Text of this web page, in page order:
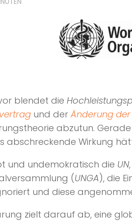
blendet die
und der Änderung
abzutun.
abschreckende Wirkung
und undemokratisch die UN
(UNGA), die
und diese
zielt darauf ab, eine